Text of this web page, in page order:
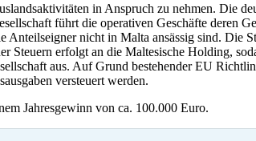
in Anspruch zu nehmen. Die
führt die operativen Geschäfte deren
nicht in Malta ansässig sind. Die
Steuern erfolgt an die Maltesische Holding,
aus. Auf Grund bestehender EU
versteuert werden.
Jahresgewinn von ca. 100.000 Euro.